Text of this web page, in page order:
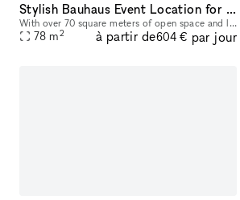
Stylish Bauhaus Event Location for Pop-Ups, Exhibitions, and Networking Events
With over 70 square meters of open space and large Bauhaus-style studio windows, this venue offers a light-filled setting perfect for pop-up stores, showrooms, exhibitions, and networking events. Onc
78 m2 à partir de604 € par jour